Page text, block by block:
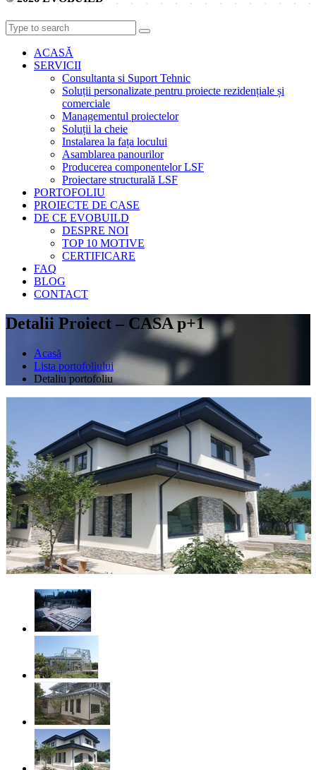
ACASĂ
SERVICII
Consultanta si Suport Tehnic
Soluții personalizate pentru proiecte rezidențiale și
comerciale
Managementul proiectelor
Soluții la cheie
Instalarea la fața locului
Asamblarea panourilor
Producerea componentelor LSF
Proiectare structurală LSF
PORTOFOLIU
PROIECTE DE CASE
DE CE EVOBUILD
DESPRE NOI
TOP 10 MOTIVE
CERTIFICARE
FAQ
BLOG
CONTACT
Detalii Proiect – CASA p+1
Acasă
Lista portofoliului
Detaliu portofoliu